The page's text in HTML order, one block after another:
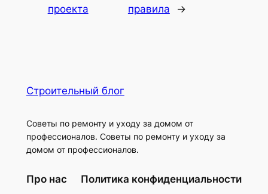
проекта
правила
→
Строительный блог
Советы по ремонту и уходу за домом от
профессионалов. Советы по ремонту и уходу за
домом от профессионалов.
Про нас Политика конфиденциальности